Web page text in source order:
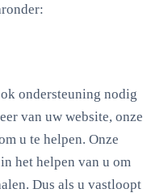
ondersteuning nodig
van uw website, onze
u te helpen. Onze
het helpen van u om
Dus als u vastloopt